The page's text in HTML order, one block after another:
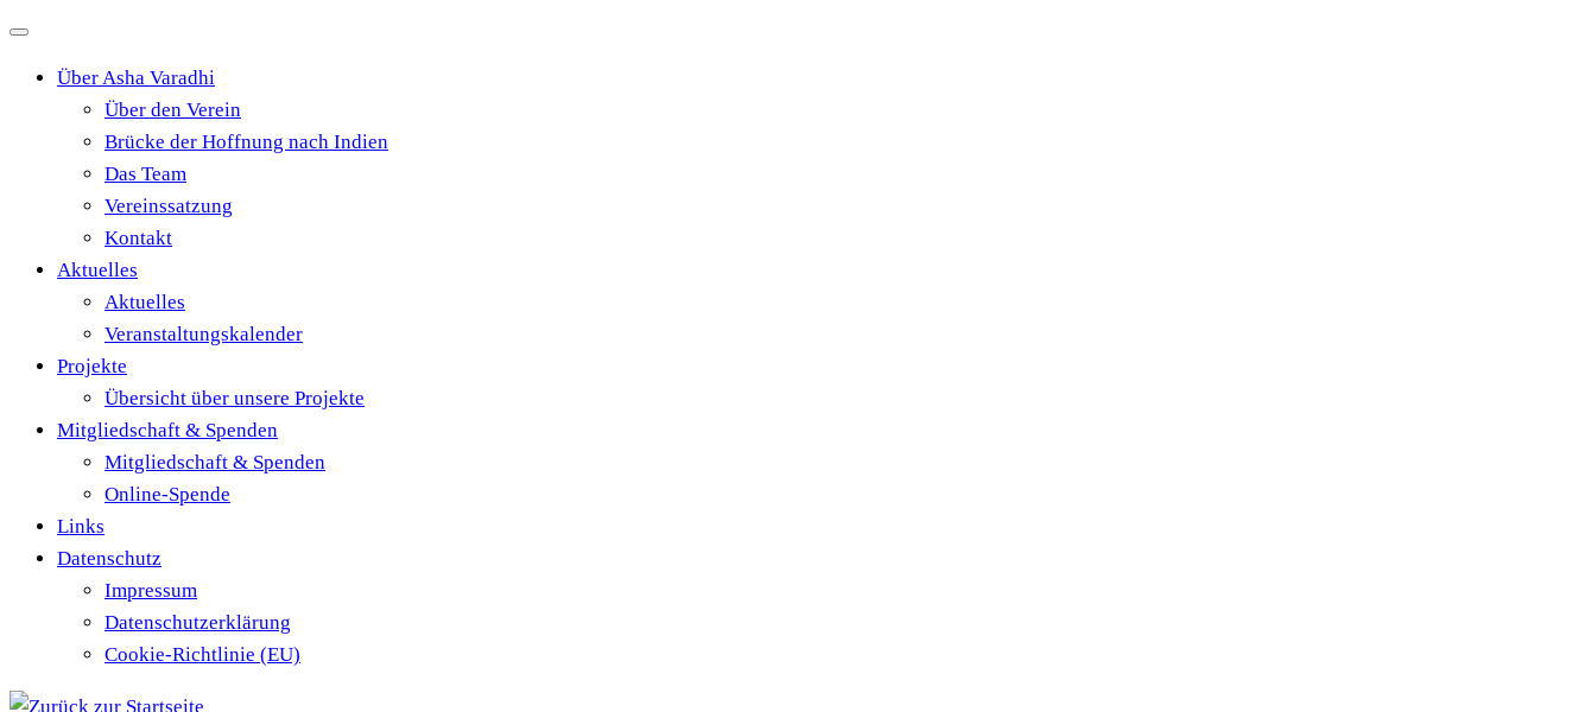
Zum
springenÜber Asha Varadhi
Über den Verein
Brücke der Hoffnung nach Indien
Das Team
Vereinssatzung
Kontakt
Aktuelles
Aktuelles
Veranstaltungskalender
Projekte
Übersicht über unsere Projekte
Mitgliedschaft & Spenden
Mitgliedschaft & Spenden
Online-Spende
Links
Datenschutz
Impressum
Datenschutzerklärung
Cookie-Richtlinie (EU)